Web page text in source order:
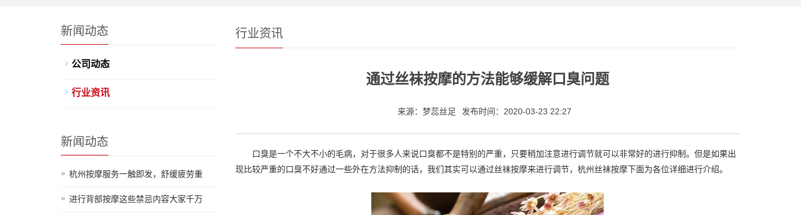
行业资讯
通过丝袜按摩的方法能够缓解口臭问题
来源：梦蕊丝足 发布时间：2020-03-23 22:27
口臭是一个不大不小的毛病，对于很多人来说口臭都不是特别的严重，只要稍加注意进行调节就可以非常好的进行抑制。但是如果出
现比较严重的口臭不好通过一些外在方法抑制的话，我们其实可以通过丝袜按摩来进行调节，杭州丝袜按摩下面为各位详细进行介绍。
新闻动态
公司动态
行业资讯
新闻动态
杭州按摩服务一触即发，舒缓疲劳重
进行背部按摩这些禁忌内容大家千万